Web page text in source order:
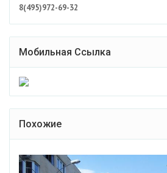
8(495)972-69-32
Мобильная Ссылка
Похожие